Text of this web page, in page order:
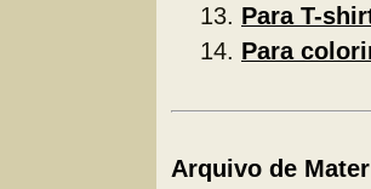
Para T-
Para
Arquivo de